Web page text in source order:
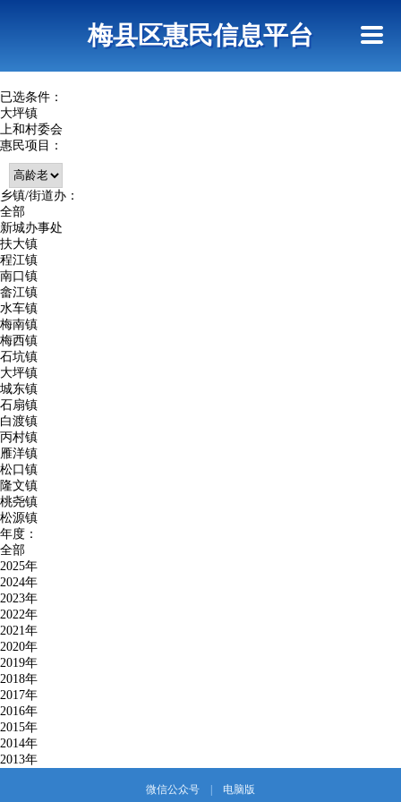
查询指引梅县区惠民信息平台
已选条件：
大坪镇
上和村委会
惠民项目：
乡镇/街道办：
全部
新城办事处
扶大镇
程江镇
南口镇
畲江镇
水车镇
梅南镇
梅西镇
石坑镇
大坪镇
城东镇
石扇镇
白渡镇
丙村镇
雁洋镇
松口镇
隆文镇
桃尧镇
松源镇
年度：
全部
2025年
2024年
2023年
2022年
2021年
2020年
2019年
2018年
2017年
2016年
2015年
2014年
2013年
微信公众号 电脑版